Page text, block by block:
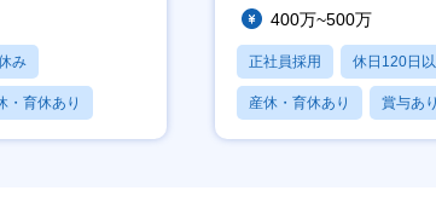
み
・育休あり
400万~500万
正社員採用 休日120日
産休・育休あり 賞与あり